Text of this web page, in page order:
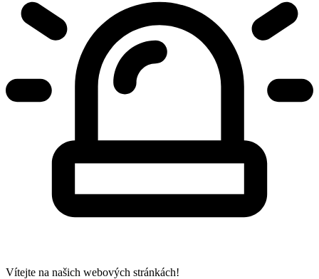
Vítejte na našich webových stránkách!